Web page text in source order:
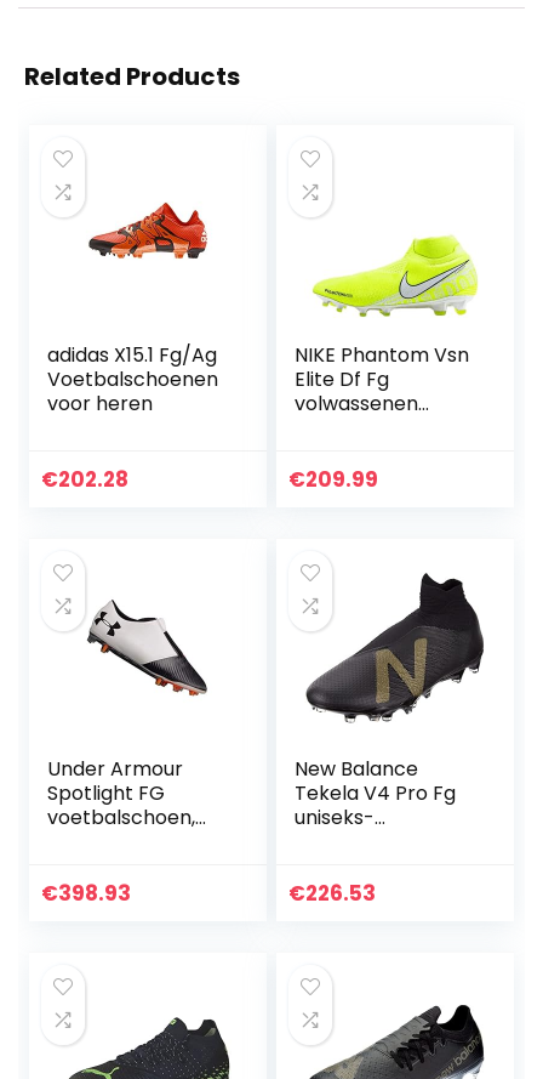
Related Products
adidas X15.1 Fg/Ag
Voetbalschoenen
voor heren
€202.28
NIKE Phantom Vsn
Elite Df Fg
volwassenen
€209.99
Under Armour
Spotlight FG
voetbalschoen,
€398.93
New Balance
Tekela V4 Pro Fg
uniseks-
€226.53